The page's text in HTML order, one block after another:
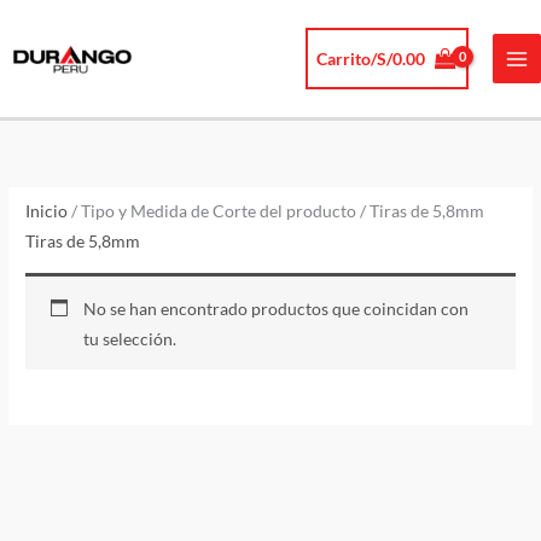
contenido
Carrito/S/0.00
Inicio/ Tipo y Medida de Corte del producto / Tiras de 5,8mm
Tiras de 5,8mm
No se han encontrado productos que coincidan con
tu selección.